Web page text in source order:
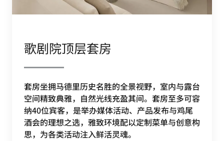
歌剧院顶层套房
套房坐拥马德里历史名胜的全景视野，室内与露台
空间精致典雅，自然光线充盈其间。套房至多可容
纳40位宾客，是举办媒体活动、产品发布与鸡尾
酒会的理想之选，雅致环境配以定制菜单与创意构
思，为各类活动注入鲜活灵魂。